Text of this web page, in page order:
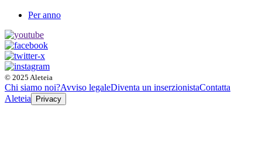
Per anno
© 2025 Aleteia
Chi siamo noi?Avviso legaleDiventa un inserzionistaContatta
Aleteia
Privacy